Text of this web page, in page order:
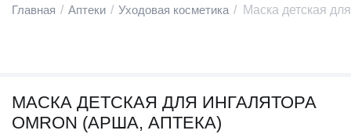
Главная / Аптеки / Уходовая косметика / Маска детская
МАСКА ДЕТСКАЯ ДЛЯ ИНГАЛЯТОРА
OMRON (АРША, АПТЕКА)